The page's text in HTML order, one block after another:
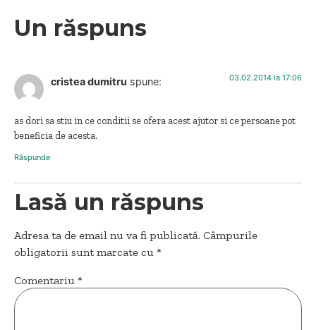
Un răspuns
cristea dumitru spune: 03.02.2014 la 17:06
as dori sa stiu in ce conditii se ofera acest ajutor si ce persoane pot
beneficia de acesta.
Răspunde
Lasă un răspuns
Adresa ta de email nu va fi publicată. Câmpurile
obligatorii sunt marcate cu *
Comentariu *